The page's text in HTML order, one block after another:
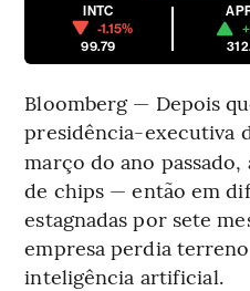
INTC
-1.15%
99.79
Bloomberg — Depois
presidência-executiva
março do ano
de chips — então em
estagnadas por sete
empresa perdia
inteligência artificial.